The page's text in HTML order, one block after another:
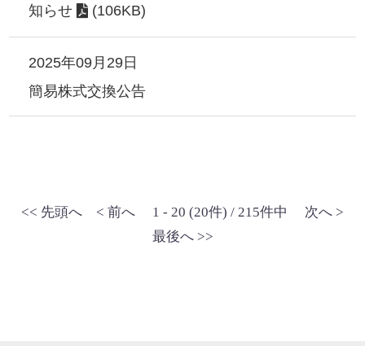
知らせ
(106KB)
2025年09月29日
簡易株式交換公告
<< 先頭へ < 前へ 1 - 20 (20件) / 215件中
次へ >
最後へ >>